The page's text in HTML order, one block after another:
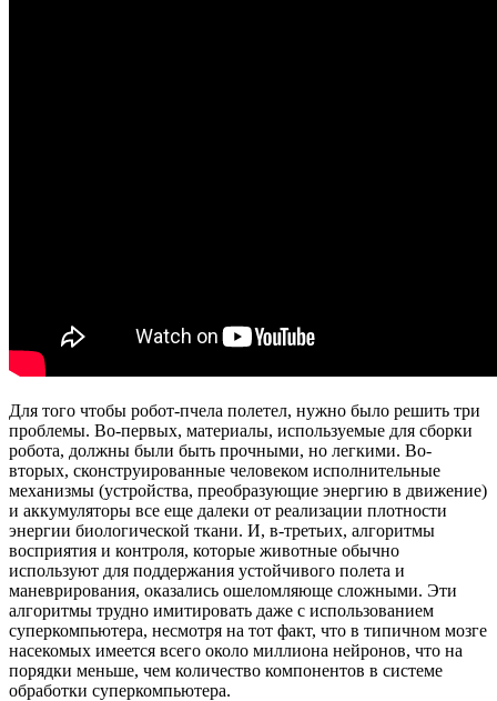
Для того чтобы робот-пчела полетел, нужно было решить три
проблемы. Во-первых, материалы, используемые для сборки
робота, должны были быть прочными, но легкими. Во-
вторых, сконструированные человеком исполнительные
механизмы (устройства, преобразующие энергию в движение)
и аккумуляторы все еще далеки от реализации плотности
энергии биологической ткани. И, в-третьих, алгоритмы
восприятия и контроля, которые животные обычно
используют для поддержания устойчивого полета и
маневрирования, оказались ошеломляюще сложными. Эти
алгоритмы трудно имитировать даже с использованием
суперкомпьютера, несмотря на тот факт, что в типичном мозге
насекомых имеется всего около миллиона нейронов, что на
порядки меньше, чем количество компонентов в системе
обработки суперкомпьютера.